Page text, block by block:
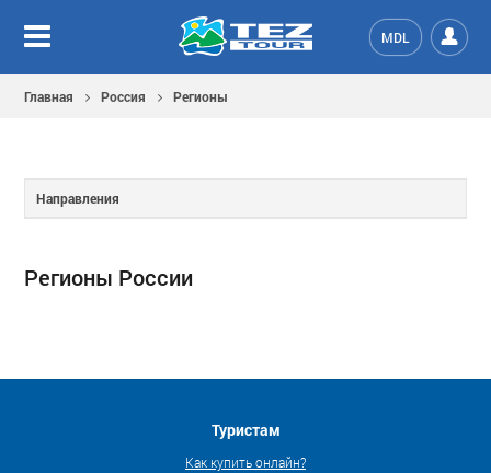
MDL
Главная Россия Регионы
Направления
Регионы России
Туристам
Как купить онлайн?